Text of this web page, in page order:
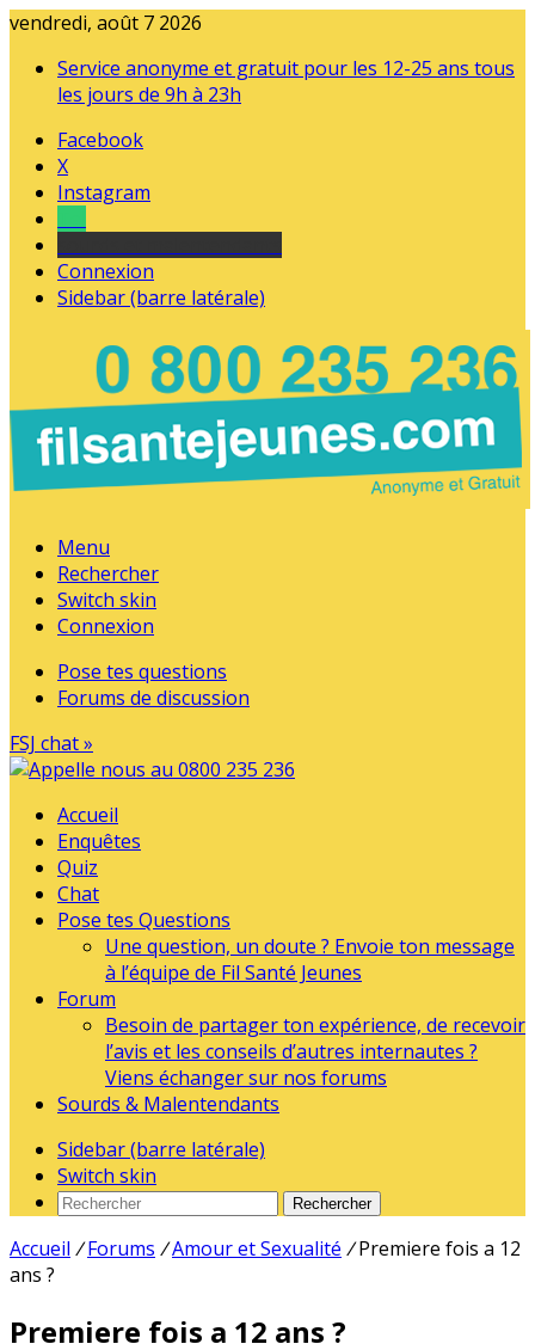
vendredi, août 7 2026
Service anonyme et gratuit pour les 12-25 ans tous
les jours de 9h à 23h
Facebook
X
Instagram
Connexion
Sidebar (barre latérale)
Menu
Rechercher
Switch skin
Connexion
Pose tes questions
Forums de discussion
FSJ chat »
Accueil
Enquêtes
Quiz
Chat
Pose tes Questions
Une question, un doute ? Envoie ton message
à l’équipe de Fil Santé Jeunes
Forum
Besoin de partager ton expérience, de recevoir
l’avis et les conseils d’autres internautes ?
Viens échanger sur nos forums
Sourds & Malentendants
Sidebar (barre latérale)
Switch skin
Rechercher
Accueil / Forums /Amour et Sexualité / Premiere fois a 12
ans ?
Premiere fois a 12 ans ?